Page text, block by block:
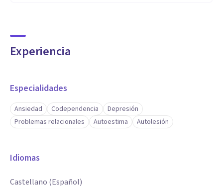
Experiencia
Especialidades
Ansiedad Codependencia
Depresión
Problemas relacionales
Autoestima Autolesión
Idiomas
Castellano (Español)